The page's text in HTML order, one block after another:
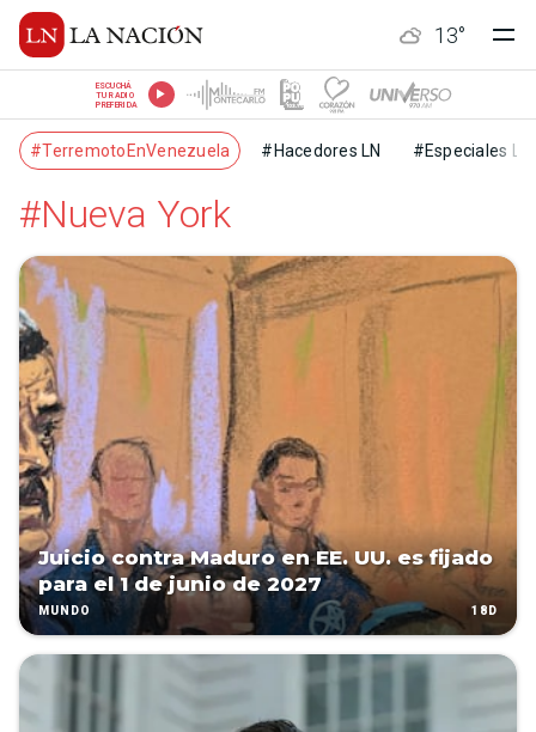
13°
ESCUCHÁ
TU RADIO
PREFERIDA
#TerremotoEnVenezuela #Hacedores LN #Especiales LN
#Nueva York
Juicio contra Maduro en EE. UU. es fijado
para el 1 de junio de 2027
MUNDO 18D